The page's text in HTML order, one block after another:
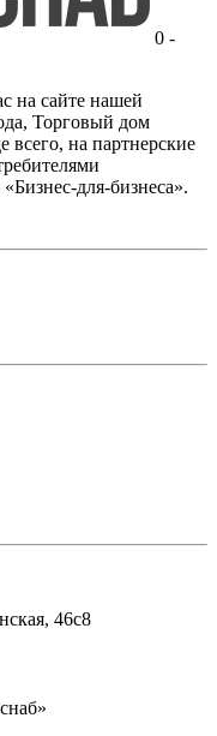
0 -
на сайте нашей
Торговый дом
всего, на партнерские
для-бизнеса».
46с8